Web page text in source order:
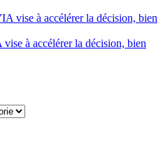
vise à accélérer la décision, bien
vise à accélérer la décision, bien